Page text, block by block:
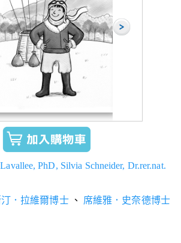
PhD, Silvia Schneider, Dr.rer.nat.
．拉維爾博士、 席維雅．史奈德博士